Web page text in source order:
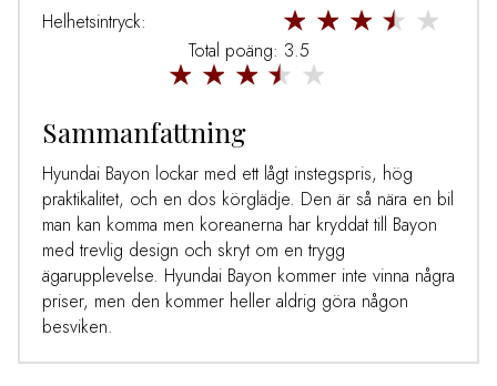
Helhetsintryck:
Total poäng: 3.5
Sammanfattning
Hyundai Bayon lockar med ett lågt instegspris, hög
praktikalitet, och en dos körglädje. Den är så nära en bil
man kan komma men koreanerna har kryddat till Bayon
med trevlig design och skryt om en trygg
ägarupplevelse. Hyundai Bayon kommer inte vinna några
priser, men den kommer heller aldrig göra någon
besviken.